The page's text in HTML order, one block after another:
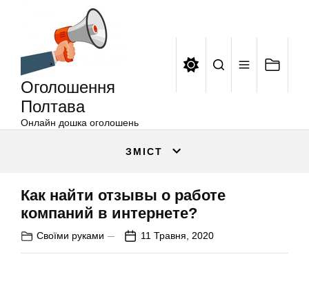
Оголошення
Полтава
Онлайн дошка оголошень
ЗМІСТ
Как найти отзывы о работе
компаний в интернете?
Своїми руками 11 Травня, 2020